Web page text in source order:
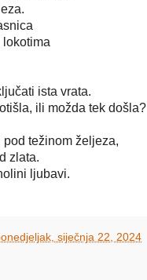
lokotima
ista vrata.
ili možda tek došla?
pod težinom željeza,
zlata.
ljubavi.
siječnja 22, 2024